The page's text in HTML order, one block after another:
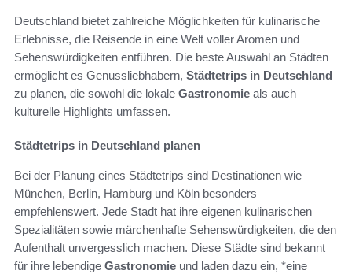
Deutschland bietet zahlreiche Möglichkeiten für kulinarische
Erlebnisse, die Reisende in eine Welt voller Aromen und
Sehenswürdigkeiten entführen. Die beste Auswahl an Städten
ermöglicht es Genussliebhabern, Städtetrips in Deutschland
zu planen, die sowohl die lokale Gastronomie als auch
kulturelle Highlights umfassen.
Städtetrips in Deutschland planen
Bei der Planung eines Städtetrips sind Destinationen wie
München, Berlin, Hamburg und Köln besonders
empfehlenswert. Jede Stadt hat ihre eigenen kulinarischen
Spezialitäten sowie märchenhafte Sehenswürdigkeiten, die den
Aufenthalt unvergesslich machen. Diese Städte sind bekannt
für ihre lebendige Gastronomie und laden dazu ein, *eine